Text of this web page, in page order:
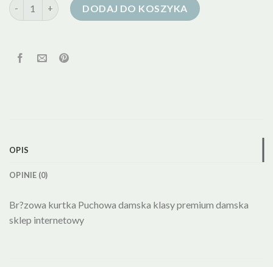
ilość kurtka puchowa z pierzem damska
DODAJ DO KOSZYKA
OPIS
OPINIE (0)
Br?zowa kurtka Puchowa damska klasy premium damska
sklep internetowy